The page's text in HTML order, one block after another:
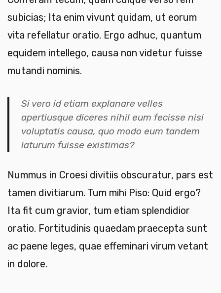
subicias; Ita enim vivunt quidam, ut eorum
vita refellatur oratio. Ergo adhuc, quantum
equidem intellego, causa non videtur fuisse
mutandi nominis.
Si vero id etiam explanare velles
apertiusque diceres nihil eum fecisse nisi
voluptatis causa, quo modo eum tandem
laturum fuisse existimas?
Nummus in Croesi divitiis obscuratur, pars est
tamen divitiarum. Tum mihi Piso: Quid ergo?
Ita fit cum gravior, tum etiam splendidior
oratio. Fortitudinis quaedam praecepta sunt
ac paene leges, quae effeminari virum vetant
in dolore.